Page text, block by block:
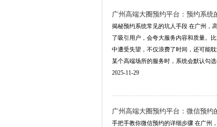
广州高端大圈预约平台：预约系统
揭秘预约系统常见的坑人手段 在广州，
了吸引用户，会夸大服务内容和质量。
中遭受失望，不仅浪费了时间，还可能
某个高端场所的服务时，系统会默认勾
2025-11-29
广州高端大圈预约平台：微信预约
手把手教你微信预约的详细步骤 在广州